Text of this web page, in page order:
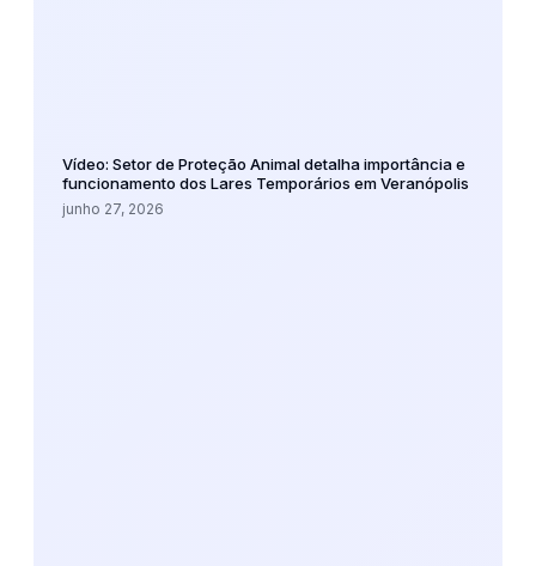
Vídeo: Setor de Proteção Animal detalha importância e
funcionamento dos Lares Temporários em Veranópolis
junho 27, 2026